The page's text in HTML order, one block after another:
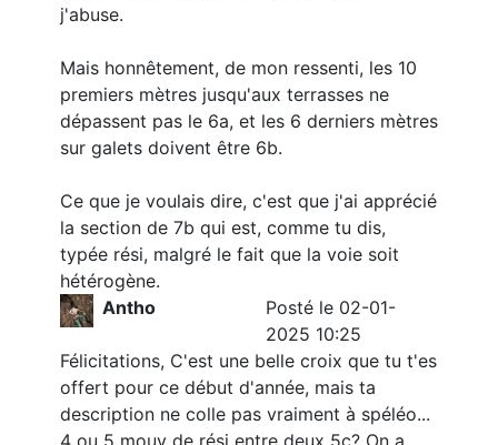
j'abuse.
Mais honnêtement, de mon ressenti, les 10
premiers mètres jusqu'aux terrasses ne
dépassent pas le 6a, et les 6 derniers mètres
sur galets doivent être 6b.
Ce que je voulais dire, c'est que j'ai apprécié
la section de 7b qui est, comme tu dis,
typée rési, malgré le fait que la voie soit
hétérogène.
Antho
Posté le 02-01-
2025 10:25
Félicitations, C'est une belle croix que tu t'es
offert pour ce début d'année, mais ta
description ne colle pas vraiment à spéléo...
4 ou 5 mouv de rési entre deux 5c? On a